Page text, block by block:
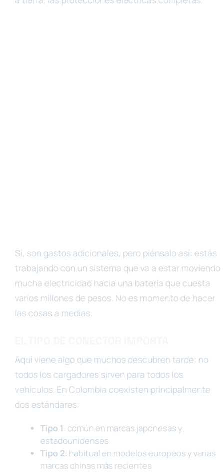
Sí, son gastos adicionales, pero piénsalo así: estás
trabajando con un sistema que va a estar moviendo
mucha electricidad hacia una batería que cuesta
varios millones de pesos. No es momento de hacer
las cosas a medias.
Aquí viene algo que muchos descubren tarde: no
todos los cargadores sirven para todos los
vehículos. En Colombia coexisten principalmente
dos estándares:
Tipo 1: común en marcas japonesas y
estadounidenses
Tipo 2: habitual en modelos europeos y varias
marcas chinas más recientes